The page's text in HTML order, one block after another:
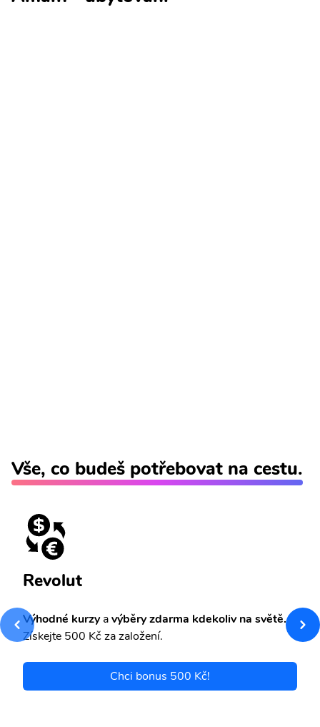
Vše, co budeš potřebovat na cestu.
Revolut
Výhodné kurzyavýběry zdarma kdekoliv na světě.
Získejte 500 Kč za založení.
Chci bonus 500 Kč!